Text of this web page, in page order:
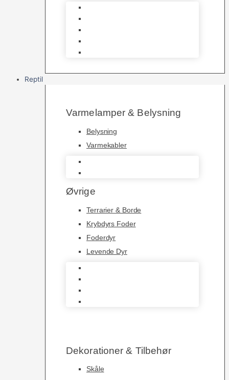
Reptil
Varmelamper & Belysning
Belysning
Varmekabler
Øvrige
Terrarier & Borde
Krybdyrs Foder
Foderdyr
Levende Dyr
Dekorationer & Tilbehør
Skåle